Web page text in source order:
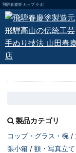
飛騨春慶塗 カップ 小 紅
製品カテゴリ
コップ・グラス・椀
張小箱
額・写真立て